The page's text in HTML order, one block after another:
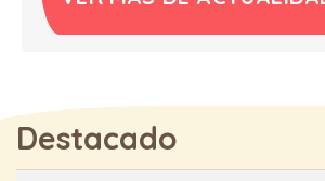
Destacado